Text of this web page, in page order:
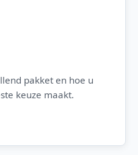
pakket en hoe u
keuze maakt.